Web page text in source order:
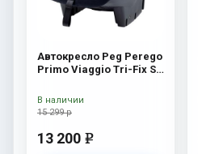
Автокресло Peg Perego
Primo Viaggio Tri-Fix SL
15 299 р
13 200 e
В наличии